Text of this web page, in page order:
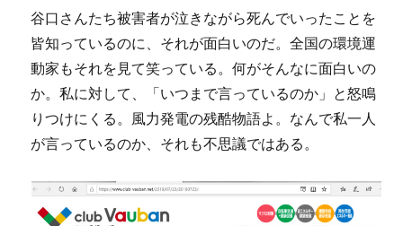
谷口さんたち被害者が泣きながら死んでいったことを
皆知っているのに、それが面白いのだ。全国の環境運
動家もそれを見て笑っている。何がそんなに面白いの
か。私に対して、「いつまで言っているのか」と怒鳴
りつけにくる。風力発電の残酷物語よ。なんで私一人
が言っているのか、それも不思議ではある。